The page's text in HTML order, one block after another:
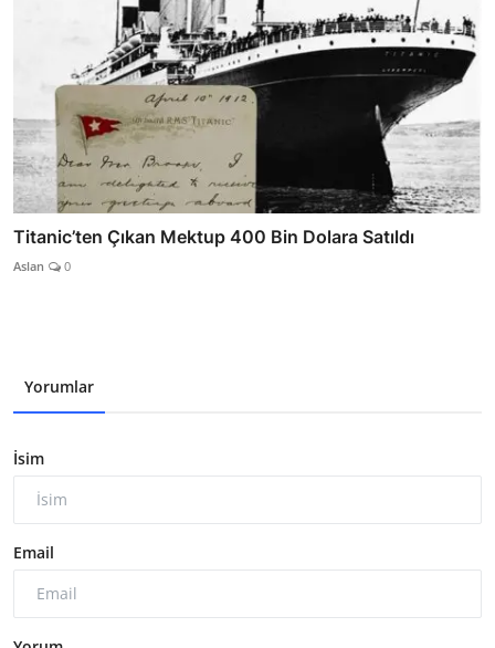
Titanic’ten Çıkan Mektup 400 Bin Dolara Satıldı
Aslan 0
Yorumlar
İsim
Email